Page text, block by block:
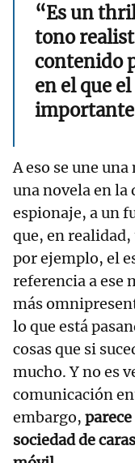
“Es un
tono
contenido
en el que
A eso se une
una novela en la
espionaje, a un
que, en
por ejemplo, el
referencia a ese
más
lo que está
cosas que si
mucho. Y no es
comunicación
embargo,
sociedad de